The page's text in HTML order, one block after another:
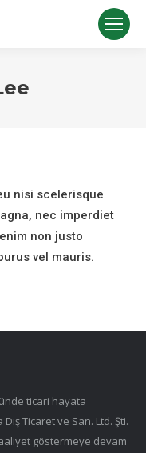
nisi scelerisque
nec imperdiet
non justo
vel mauris.
ticari hayata
Ticaret ve San. Ltd. Şti.
göstermeye devam